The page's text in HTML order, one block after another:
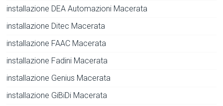
installazione DEA Automazioni Macerata
installazione Ditec Macerata
installazione FAAC Macerata
installazione Fadini Macerata
installazione Genius Macerata
installazione GiBiDi Macerata